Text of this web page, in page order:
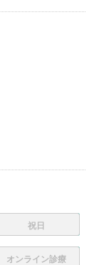
祝日
オンライン診療